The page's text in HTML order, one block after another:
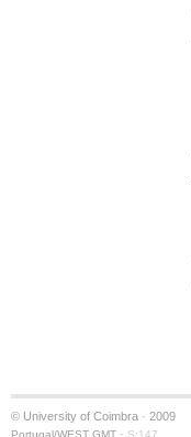
© University of Coimbra · 2009
·